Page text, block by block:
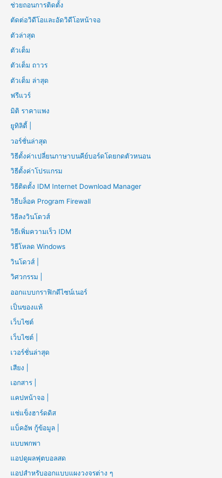
ช่วยถอนการติดตั้ง
ตัดต่อวิดีโอและอัดวิดีโอหน้าจอ
ตัวล่าสุด
ตัวเต็ม
ตัวเต็ม ถาวร
ตัวเต็ม ล่าสุด
ฟรีแวร์
มิติ ราคาแพง
ยูทิลิตี้ |
วอร์ชั่นล่าสุด
วิธีตั้งค่าเปลี่ยนภาษาบนคีย์บอร์ดโดยกดตัวหนอน
วิธีตั้งค่าโปรแกรม
วิธีติดตั้ง IDM Internet Download Manager
วิธีบล็อค Program Firewall
วิธีลงวินโดวส์
วิธีเพิ่มความเร็ว IDM
วิธีโหลด Windows
วินโดวส์ |
วิศวกรรม |
ออกแบบกราฟิกดีไซน์เนอร์
เป็นของแท้
เว็บไซต์
เว็บไซต์ |
เวอร์ชั่นล่าสุด
เสียง |
เอกสาร |
แคปหน้าจอ |
แช่แข็งฮาร์ดดิส
แบ็คอัพ กู้ข้อมูล |
แบบพกพา
แอปดูผลฟุตบอลสด
แอปสำหรับออกแบบแผงวงจรต่าง ๆ